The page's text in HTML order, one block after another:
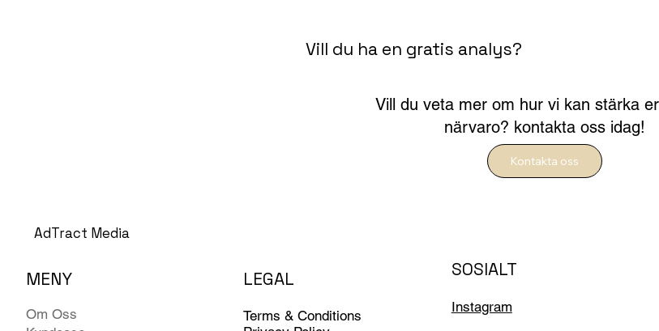
Vill du ha en gratis analys?
Vill du veta mer om hur vi kan stärka
närvaro? kontakta oss idag!
Kontakta oss
AdTract Media
MENY
Om Oss
LEGAL
Terms & Conditions
SOSIALT
Instagram